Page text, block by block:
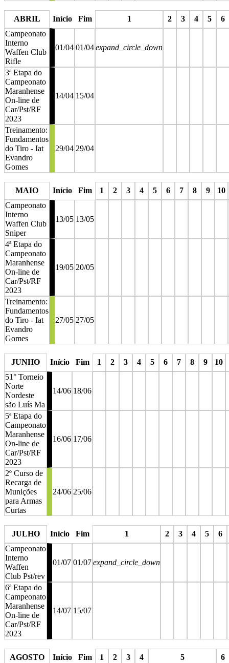
ABRIL
Início Fim 1 2 3 4 5
6
Campeonato
Interno
Waffen Club
Rifle
01/04 01/04expand_circle_down
3ª Etapa do
Campeonato
Maranhense
On-line de
Car/Pst/RF
2023
14/04 15/04
Treinamento:
Fundamentos
do Tiro - Iat
Evandro
Gomes
29/04 29/04
MAIO
Início Fim 1 2 3 4 5 6 7 8 9
10
Campeonato
Interno
Waffen Club
Sniper
13/05 13/05
4ª Etapa do
Campeonato
Maranhense
On-line de
Car/Pst/RF
2023
19/05 20/05
Treinamento:
Fundamentos
do Tiro - Iat
Evandro
Gomes
27/05 27/05
JUNHO
Início Fim 1 2 3 4 5 6 7 8 9 10
51° Torneio
Norte
Nordeste
são Luís Ma
14/06 18/06
5ª Etapa do
Campeonato
Maranhense
On-line de
Car/Pst/RF
2023
16/06 17/06
2º Curso de
Recarga de
Munições
para Armas
Curtas
24/06 25/06
JULHO
Início Fim 1 2 3 4 5
6
Campeonato
Interno
Waffen
Club Pst/rev
01/07 01/07expand_circle_down
6ª Etapa do
Campeonato
Maranhense
On-line de
Car/Pst/RF
2023
14/07 15/07
AGOSTO
Início Fim 1 2 3 4 5
6